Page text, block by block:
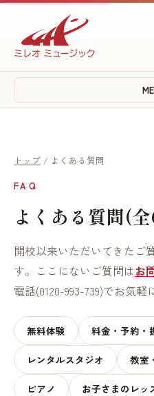
トップ / よくある質問
FAQ
よくある質問(
開校以来いただいてきたご
す。ここにないご質問はお
電話(0120-993-739)でお気軽
無料体験 料金・予約・
レンタルスタジオ 教室
ピアノ お子さまのレッ